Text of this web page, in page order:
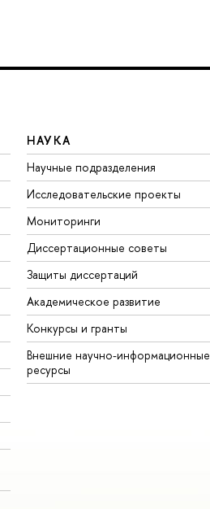
НАУКА
Научные подразделения
Исследовательские проекты
Мониторинги
Диссертационные советы
Защиты диссертаций
Академическое развитие
Конкурсы и гранты
Внешние научно-информационные
ресурсы